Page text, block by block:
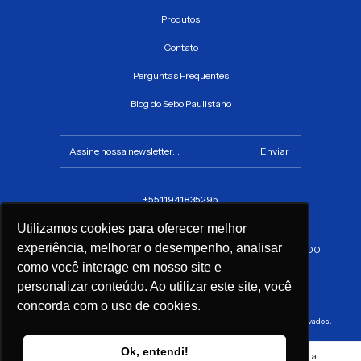
Utilizamos cookies para oferecer melhor
experiência, melhorar o desempenho, analisar
como você interage em nosso site e
personalizar conteúdo. Ao utilizar este site, você
concorda com o uso de cookies.
Ok, entendi!
Ao navegar por este sitevocê aceita o uso de cookies para
Produtos
Contato
Perguntas Frequentes
Blog do Sebo Paulistano
+5511941835295
sac@sebopaulistano.com.br
Av. São João, 1317 - Santa Ifigênia, São Paulo - SP, CEP 01035-100
Copyright Sebo Paulistano - 22315053000134 - 2026. Todos os direitos reservados.